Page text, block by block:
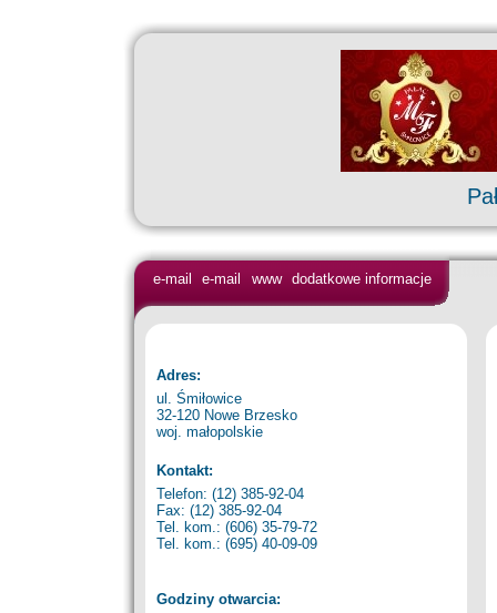
e-mail e-mail www dodatkowe informacje
Adres:
ul. Śmiłowice
32-120 Nowe Brzesko
woj. małopolskie
Kontakt:
Telefon: (12) 385-92-04
Fax: (12) 385-92-04
Tel. kom.: (606) 35-79-72
Tel. kom.: (695) 40-09-09
Godziny otwarcia: